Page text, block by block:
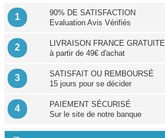
1
90% DE SATISFACTION
Evaluation Avis Vérifiés
2
LIVRAISON FRANCE GRATUITE
à partir de 49€ d'achat
3
SATISFAIT OU REMBOURSÉ
15 jours pour se décider
4
PAIEMENT SÉCURISÉ
Sur le site de notre banque